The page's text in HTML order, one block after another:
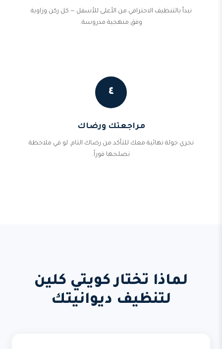
نبدأ بالتنظيف الاحترافي من الأعلى للأسفل — كل ركن وزاوية
وفق منهجية مدروسة.
٤
مراجعتك ورضاك
نجري جولة نهائية معك للتأكد من رضاك التام. لو في ملاحظة
نصلحها فوراً.
لماذا تختار كويتي كلين
لتنظيف ديوانيتك